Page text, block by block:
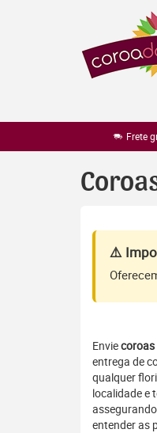
Frete
⚠️
Enviecoroas
entrega de
qualquer
localidade e
entender as